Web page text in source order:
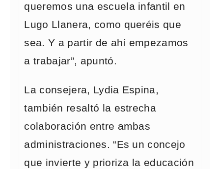
queremos una escuela infantil en
Lugo Llanera, como queréis que
sea. Y a partir de ahí empezamos
a trabajar”, apuntó.
La consejera, Lydia Espina,
también resaltó la estrecha
colaboración entre ambas
administraciones. “Es un concejo
que invierte y prioriza la educación